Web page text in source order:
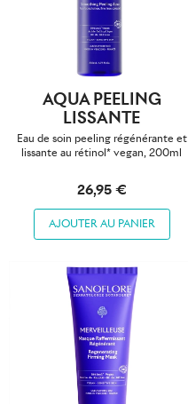
AQUA PEELING
LISSANTE
Eau de soin peeling régénérante et
lissante au rétinol* vegan, 200ml
26,95 €
AJOUTER AU PANIER